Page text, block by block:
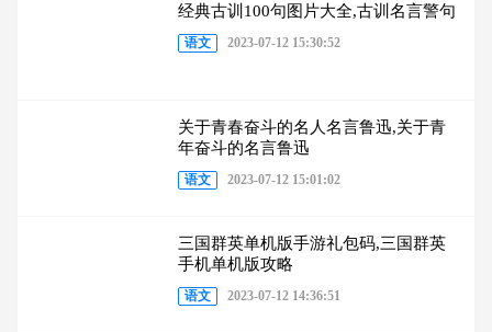
经典古训100句图片大全,古训名言警句
语文 2023-07-12 15:30:52
关于青春奋斗的名人名言鲁迅,关于青
年奋斗的名言鲁迅
语文 2023-07-12 15:01:02
三国群英单机版手游礼包码,三国群英
手机单机版攻略
语文 2023-07-12 14:36:51